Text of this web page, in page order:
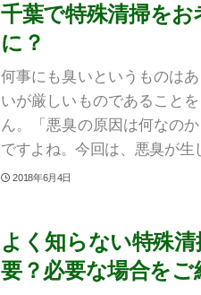
千葉で特殊清掃を
に？
何事にも臭いというものは
いが厳しいものであること
ん。「悪臭の原因は何なの
ですよね。今回は、悪臭が生
2018年6月4日
よく知らない特殊
要？必要な場合をご